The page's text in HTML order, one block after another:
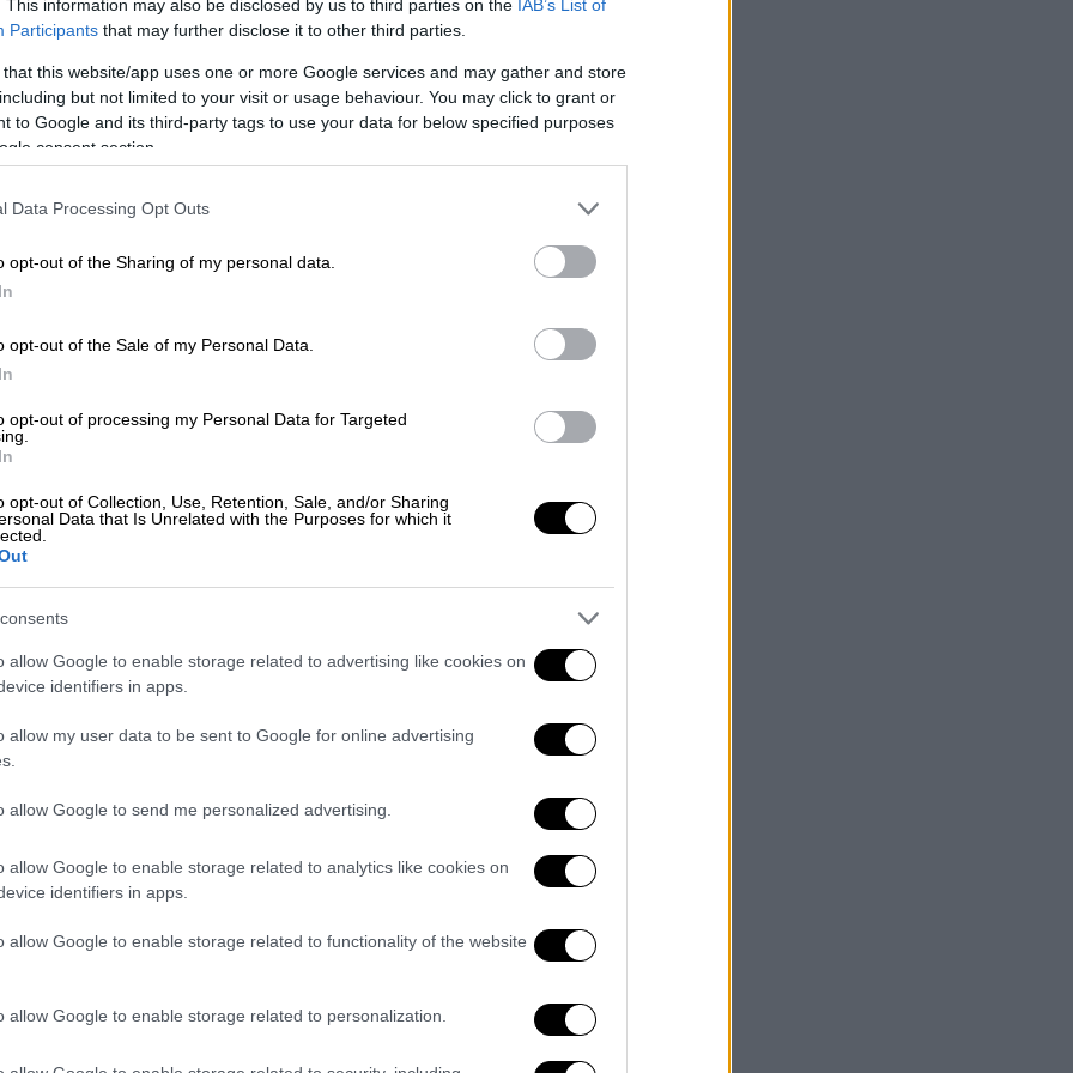
This information may also be disclosed by us to third parties on the IAB’s List of
Participants that may further disclose it to other third parties.
that this website/app uses one or more Google services and may gather and store
but not limited to your visit or usage behaviour. You may click to grant or
to Google and its third-party tags to use your data for below specified purposes
consent section.
Data Processing Opt Outs
opt-out of the Sharing of my personal data.
opt-out of the Sale of my Personal Data.
opt-out of processing my Personal Data for Targeted
opt-out of Collection, Use, Retention, Sale, and/or Sharing
Data that Is Unrelated with the Purposes for which it
allow Google to enable storage related to advertising like cookies on
identifiers in apps.
allow my user data to be sent to Google for online advertising
allow Google to send me personalized advertising.
allow Google to enable storage related to analytics like cookies on
identifiers in apps.
allow Google to enable storage related to functionality of the website
allow Google to enable storage related to personalization.
για δικαιοσύνη
Τηλεόραση
Eurovision 2026 - Τα 25 τραγούδια
επέστρεψε από την Κίνα με
προσωρινή σταθερότητα και ένα
Μετά τις ακρότητες του εμπορικού
δύο χώρες επέστρεψαν στη γνώριμη
οικονομική και στρατηγική
αντιπαράθεσή τους
Βιβλίο 16.05.2026 21:40
Μηνάς Βιντιάδης: «Μια μέρα με
συγγραφέα με τη Νικολέτα Μακρή
Μηνάς Βιντιάδης μιλάει για το νέο